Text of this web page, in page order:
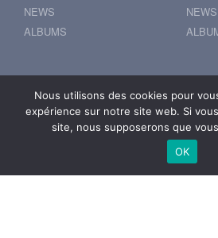
NEWS
ALBUMS
NEWS
Nantes
SOIRÉES
NEWS
Nous utilisons des cookies pour
expérience sur notre site web. Si
site, nous supposerons que
OK